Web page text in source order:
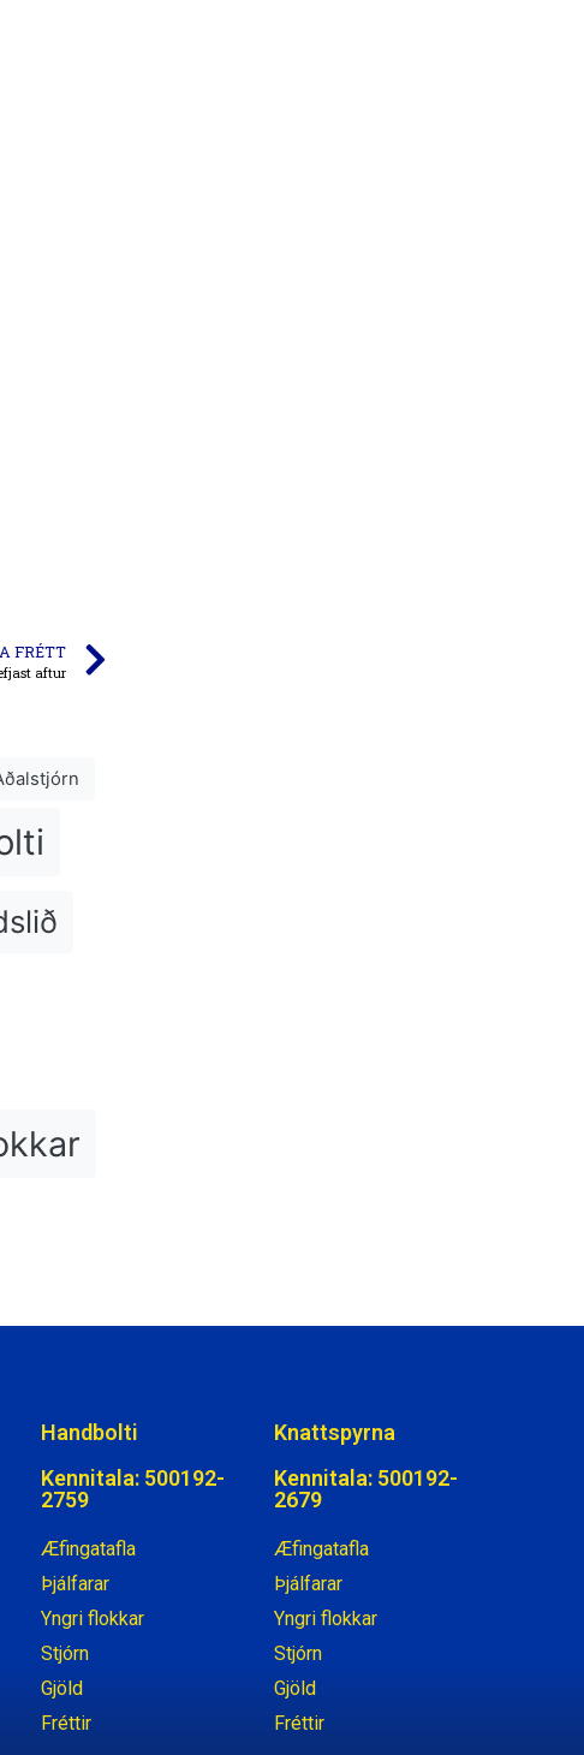
FRÉTT
aftur
Handbolti
Kennitala: 500192-
2759
Æfingatafla
Þjálfarar
Yngri flokkar
Stjórn
Gjöld
Fréttir
Knattspyrna
Kennitala: 500192-
2679
Æfingatafla
Þjálfarar
Yngri flokkar
Stjórn
Gjöld
Fréttir